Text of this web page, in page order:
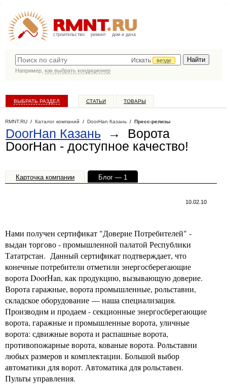
строительство ремонт дом и дача
Искать
везде
Например, как выбрать кондиционер
ВЫБРАТЬ РАЗДЕЛ СТАТЬИ ТОВАРЫ
RMNT.RU / Каталог компаний / DoorHan Казань / Пресс-релизы
DoorHan Казань → Ворота
DoorHan - доступное качество!
Карточка компании
Блог — 1
10.02.10
Нами получен сертификат "Доверие Потребителей" -
выдан торгово - промышленной палатой Республики
Тататрстан. Данный сертификат подтверждает, что
конечные потребители отметили энергосберегающие
ворота DoorHan, как продукцию, вызывающую доверие.
Ворота гаражные, ворота промышленные, рольставни,
складское оборудование — наша специализация.
Производим и продаем - секционные энергосберегающие
ворота, гаражные и промышленные ворота, уличные
ворота: сдвижные ворота и распашные ворота,
противопожарные ворота, кованые ворота. Рольставни
любых размеров и комплектации. Большой выбор
автоматики для ворот. Автоматика для рольставен.
Пульты управления.